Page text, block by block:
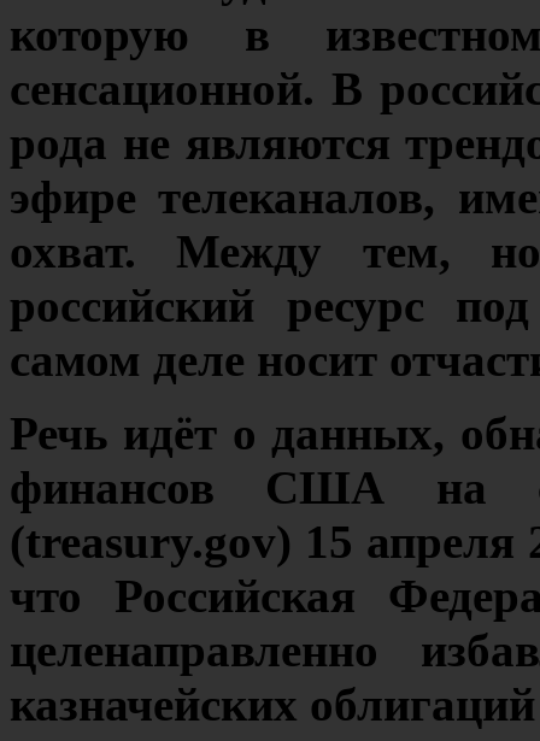
которую в
сенсационной. В
рода не являются
эфире телеканалов,
охват. Между тем,
российский ресурс
самом деле носит
Речь идёт о данных,
финансов США на
(treasury.gov) 15 апреля
что Российская
целенаправленно
казначейских